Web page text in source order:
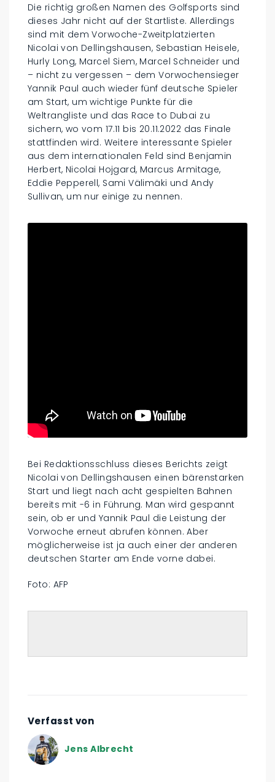
Die richtig großen Namen des Golfsports sind
dieses Jahr nicht auf der Startliste. Allerdings
sind mit dem Vorwoche-Zweitplatzierten
Nicolai von Dellingshausen, Sebastian Heisele,
Hurly Long, Marcel Siem, Marcel Schneider und
– nicht zu vergessen – dem Vorwochensieger
Yannik Paul auch wieder fünf deutsche Spieler
am Start, um wichtige Punkte für die
Weltrangliste und das Race to Dubai zu
sichern, wo vom 17.11 bis 20.11.2022 das Finale
stattfinden wird. Weitere interessante Spieler
aus dem internationalen Feld sind Benjamin
Herbert, Nicolai Hojgard, Marcus Armitage,
Eddie Pepperell, Sami Välimäki und Andy
Sullivan, um nur einige zu nennen.
Bei Redaktionsschluss dieses Berichts zeigt
Nicolai von Dellingshausen einen bärenstarken
Start und liegt nach acht gespielten Bahnen
bereits mit -6 in Führung. Man wird gespannt
sein, ob er und Yannik Paul die Leistung der
Vorwoche erneut abrufen können. Aber
möglicherweise ist ja auch einer der anderen
deutschen Starter am Ende vorne dabei.
Foto: AFP
Verfasst von
Jens Albrecht